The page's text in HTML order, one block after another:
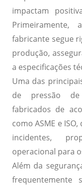
impactam
fabricante segue
produção,
a especificações
Uma das
de pressão de
fabricados de
como ASME e
incidentes,
operacional para
Além da
frequentemente